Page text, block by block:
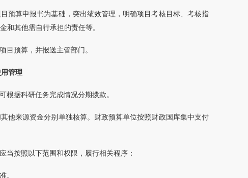
预算申报书为基础，突出绩效管理，明确项目考核目标、考核指
和其他需自行承担的责任等。
目预算，并报送主管部门。
管理
根据科研任务完成情况分期拨款。
他来源资金分别单独核算。财政预算单位按照财政国库集中支付
当按照以下范围和权限，履行相关程序：
。